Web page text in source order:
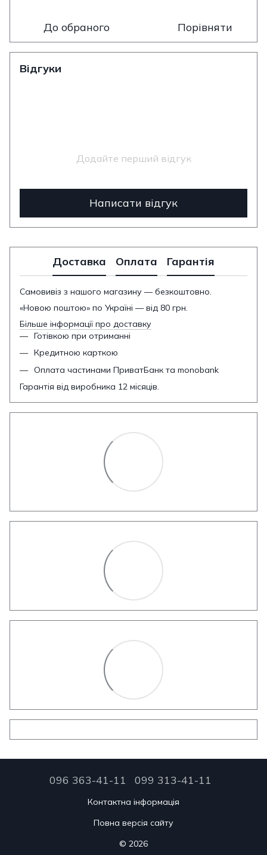
До обраного Порівняти
Відгуки
Додайте перший відгук
Написати відгук
Доставка Оплата Гарантія
Самовивіз з нашого магазину — безкоштовно.
«Новою поштою» по Україні — від 80 грн.
Більше інформації про доставку
Готівкою при отриманні
Кредитною карткою
Оплата частинами ПриватБанк та monobank
Гарантія від виробника 12 місяців.
096 363-41-11 099 313-41-11
Контактна інформація
Повна версія сайту
© 2026